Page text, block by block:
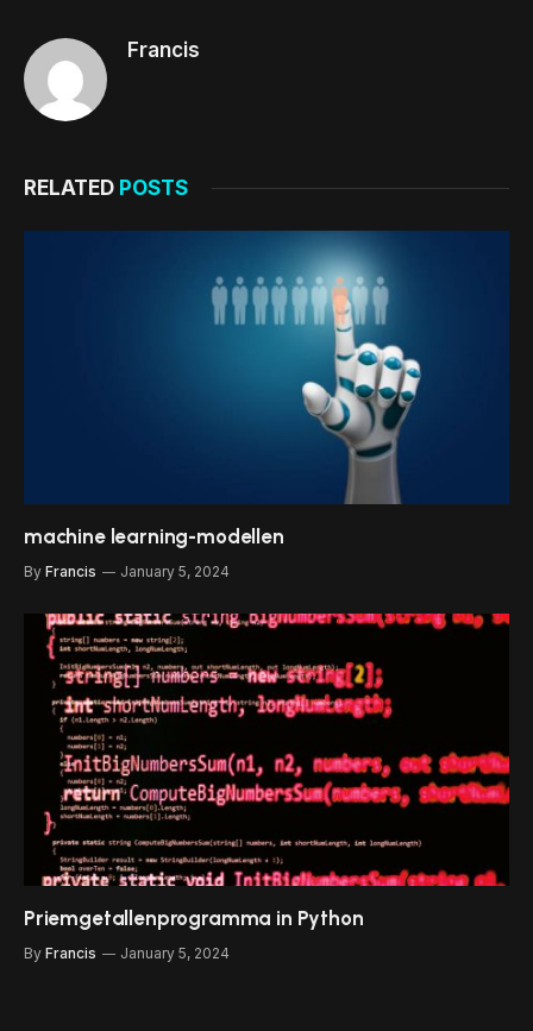
Francis
RELATED POSTS
machine learning-modellen
By Francis January 5, 2024
Priemgetallenprogramma in Python
By Francis January 5, 2024